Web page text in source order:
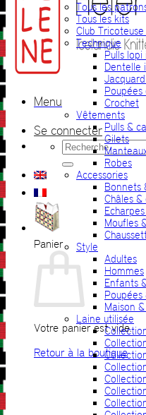
Menu
Se connecter
Recherche
pour :
Panier
Votre panier est vide.
Retour à la boutique
Tous les
Tous les kits
Club Tricoteuse
Technique
Pulls lopi
Dentelle
Crochet
Vêtements
Pulls &
Gilets
Robes
Accessories
Bonnets
Châles
Moufles
Style
Adultes
Hommes
Enfants
Poupées
Maison
Laine utilisée